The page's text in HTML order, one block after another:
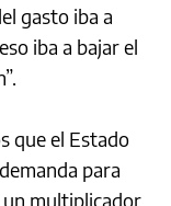
gasto iba a
iba a bajar el
que el Estado
para
multiplicador